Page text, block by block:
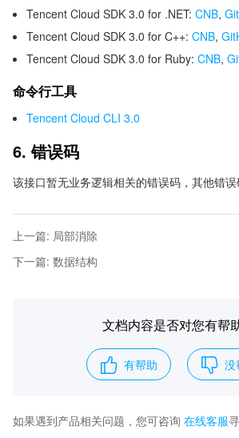
Tencent Cloud SDK 3.0 for .NET: CNB,
Tencent Cloud SDK 3.0 for C++: CNB,
Tencent Cloud SDK 3.0 for Ruby: CNB,
命令行工具
Tencent Cloud CLI 3.0
6. 错误码
该接口暂无业务逻辑相关的错误码，其他错
上一篇: 局部消除
下一篇: 数据结构
文档内容是否对您有帮
有帮助 没
如果遇到产品相关问题，您可咨询 在线客服